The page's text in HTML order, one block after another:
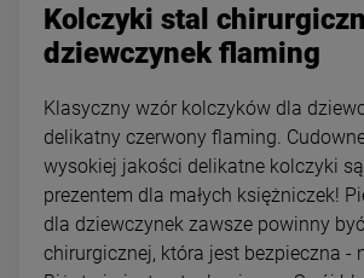
Kolczyki stal
dziewczynek flaming
Klasyczny wzór kolczyków dla
delikatny czerwony flaming.
wysokiej jakości delikatne kolczyki
prezentem dla małych księżniczek!
dla dziewczynek zawsze powinny
chirurgicznej, która jest bezpieczna -